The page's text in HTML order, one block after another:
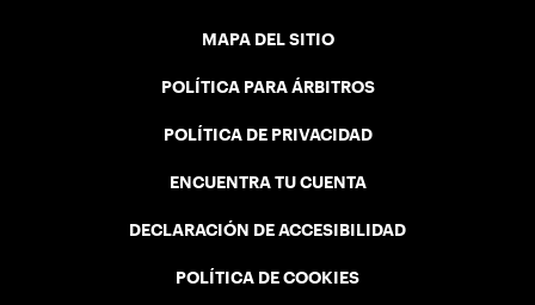
MAPA DEL SITIO
POLÍTICA PARA ÁRBITROS
POLÍTICA DE PRIVACIDAD
ENCUENTRA TU CUENTA
DECLARACIÓN DE ACCESIBILIDAD
POLÍTICA DE COOKIES